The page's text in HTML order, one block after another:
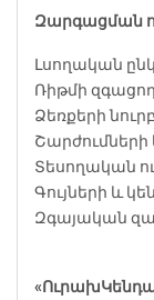
Զարգացման
Լսողական
Ռիթմի
Ձեռքերի
Տեսողական
Գույների և
Զգայական
«Ուրախ